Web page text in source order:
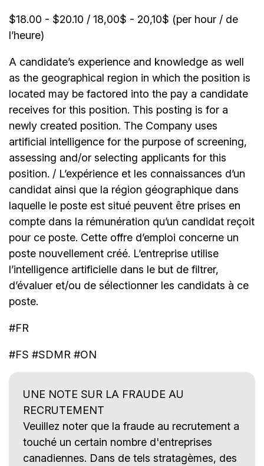
$18.00 - $20.10 / 18,00$ - 20,10$ (per hour / de
l’heure)
A candidate’s experience and knowledge as well
as the geographical region in which the position is
located may be factored into the pay a candidate
receives for this position. This posting is for a
newly created position. The Company uses
artificial intelligence for the purpose of screening,
assessing and/or selecting applicants for this
position. / L’expérience et les connaissances d’un
candidat ainsi que la région géographique dans
laquelle le poste est situé peuvent être prises en
compte dans la rémunération qu’un candidat reçoit
pour ce poste. Cette offre d’emploi concerne un
poste nouvellement créé. L’entreprise utilise
l’intelligence artificielle dans le but de filtrer,
d’évaluer et/ou de sélectionner les candidats à ce
poste.
#FR
#FS #SDMR #ON
UNE NOTE SUR LA FRAUDE AU
RECRUTEMENT
Veuillez noter que la fraude au recrutement a
touché un certain nombre d'entreprises
canadiennes. Dans de tels stratagèmes, des